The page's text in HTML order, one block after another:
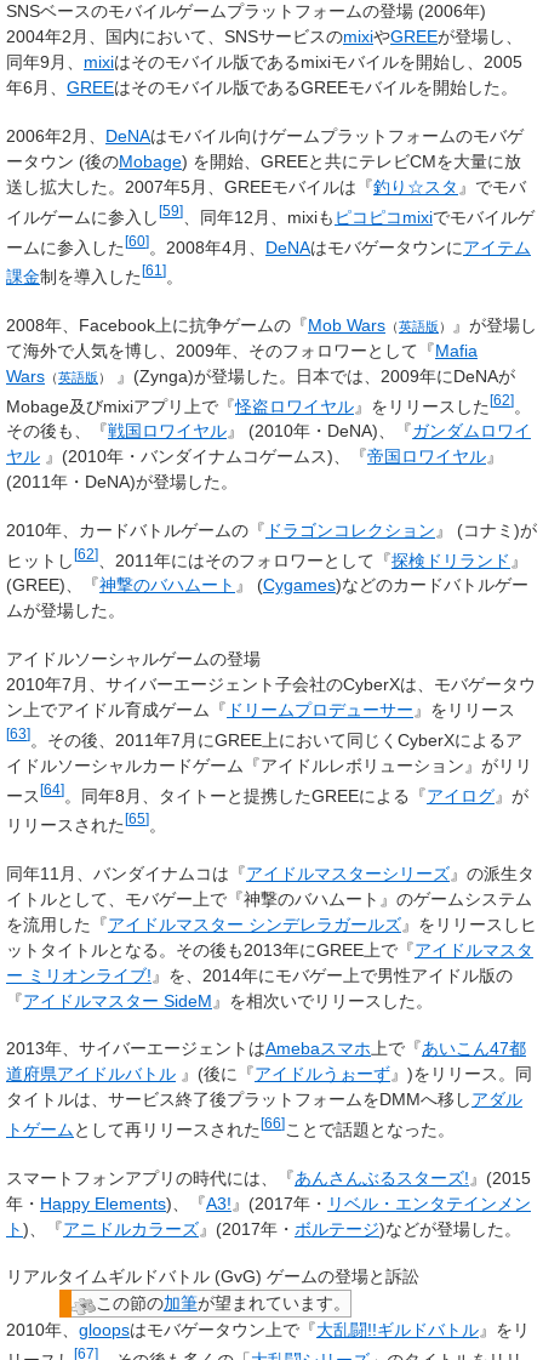
SNSベースのモバイルゲームプラットフォームの登場 (2006年)
2004年2月、国内において、SNSサービスのmixiやGREEが登場し、
同年9月、 mixiはそのモバイル版であるmixiモバイルを開始し、2005
年6月、 GREEはそのモバイル版であるGREEモバイルを開始した。
2006年2月、 DeNAはモバイル向けゲームプラットフォームのモバゲ
ータウン (後のMobage) を開始、GREEと共にテレビCMを大量に放
送し拡大した。2007年5月、GREEモバイルは『釣り☆スタ 』でモバ
イルゲームに参入し[59] 、同年12月、mixiも ピコピコmixiでモバイルゲ
ームに参入した[60]。2008年4月、 DeNAはモバゲータウンにアイテム
課金制を導入した [61 ] 。
2008年、Facebook上に抗争ゲームの『Mob Wars （英語版 ）
』が登場し
て海外で人気を博し、2009年、そのフォロワーとして『Mafia
Wars （英語版 ）
』(Zynga)が登場した。日本では、2009年にDeNAが
Mobage及びmixiアプリ上で『怪盗ロワイヤル』をリリースした[62]
その後も、『戦国ロワイヤル』 (2010年・DeNA)、『ガンダムロワイ
ヤル 』(2010年・バンダイナムコゲームス)、『帝国ロワイヤル』
(2011年・DeNA)が登場した。
2010年、カードバトルゲームの『 ドラゴンコレクション 』 (コナミ)が
ヒットし[62] 、2011年にはそのフォロワーとして『探検ドリランド 』
(GREE)、『神撃のバハムート 』 (Cygames)などのカードバトルゲー
ムが登場した。
アイドルソーシャルゲームの登場
2010年7月、サイバーエージェント子会社のCyberXは、モバゲータウ
ン上でアイドル育成ゲーム『 ドリームプロデューサー 』をリリース
[63] 。その後、2011年7月にGREE上において同じくCyberXによるア
イドルソーシャルカードゲーム『アイドルレボリューション』がリリ
ース[64]。同年8月、タイトーと提携したGREEによる『アイログ』が
リリースされた [65] 。
同年11月、バンダイナムコは『アイドルマスターシリーズ』の派生タ
イトルとして、モバゲー上で『神撃のバハムート』のゲームシステム
を流用した『アイドルマスター シンデレラガールズ』をリリースしヒ
ットタイトルとなる。その後も2013年にGREE上で『アイドルマスタ
ー ミリオンライブ! 』を、2014年にモバゲー上で男性アイドル版の
『アイドルマスター SideM 』を相次いでリリースした。
2013年、サイバーエージェントはAmebaスマホ上で『あいこん47都
道府県アイドルバトル 』(後に『アイドルうぉーず』)をリリース。同
タイトルは、サービス終了後プラットフォームをDMMへ移しアダル
トゲームとして再リリースされた [66] ことで話題となった。
スマートフォンアプリの時代には、『あんさんぶるスターズ! 』(2015
年・ Happy Elements)、『A3! 』(2017年・ リベル・エンタテインメン
ト)、『アニドルカラーズ』(2017年・ ボルテージ)などが登場した。
リアルタイムギルドバトル (GvG) ゲームの登場と訴訟
この節の加筆が望まれています。
2010年、 gloopsはモバゲータウン上で『大乱闘!!ギルドバトル』をリ
[67]